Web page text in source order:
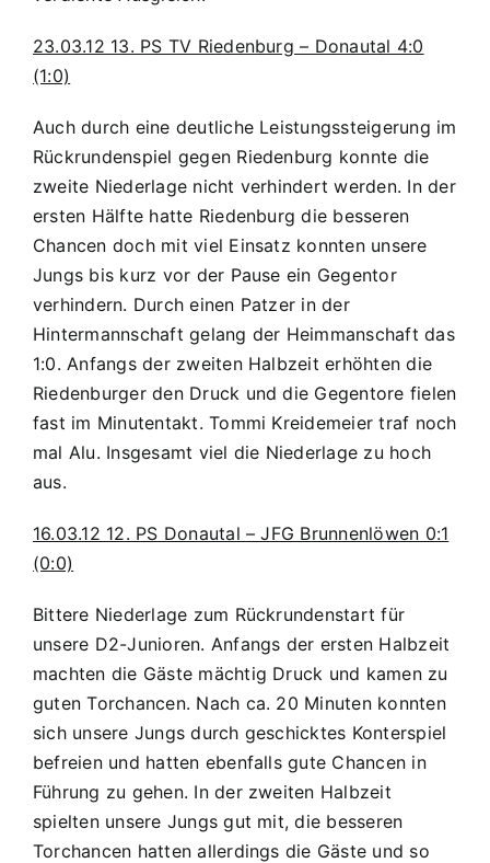
23.03.12 13. PS TV Riedenburg – Donautal 4:0
(1:0)
Auch durch eine deutliche Leistungssteigerung im
Rückrundenspiel gegen Riedenburg konnte die
zweite Niederlage nicht verhindert werden. In der
ersten Hälfte hatte Riedenburg die besseren
Chancen doch mit viel Einsatz konnten unsere
Jungs bis kurz vor der Pause ein Gegentor
verhindern. Durch einen Patzer in der
Hintermannschaft gelang der Heimmanschaft das
1:0. Anfangs der zweiten Halbzeit erhöhten die
Riedenburger den Druck und die Gegentore fielen
fast im Minutentakt. Tommi Kreidemeier traf noch
mal Alu. Insgesamt viel die Niederlage zu hoch
aus.
16.03.12 12. PS Donautal – JFG Brunnenlöwen 0:1
(0:0)
Bittere Niederlage zum Rückrundenstart für
unsere D2-Junioren. Anfangs der ersten Halbzeit
machten die Gäste mächtig Druck und kamen zu
guten Torchancen. Nach ca. 20 Minuten konnten
sich unsere Jungs durch geschicktes Konterspiel
befreien und hatten ebenfalls gute Chancen in
Führung zu gehen. In der zweiten Halbzeit
spielten unsere Jungs gut mit, die besseren
Torchancen hatten allerdings die Gäste und so